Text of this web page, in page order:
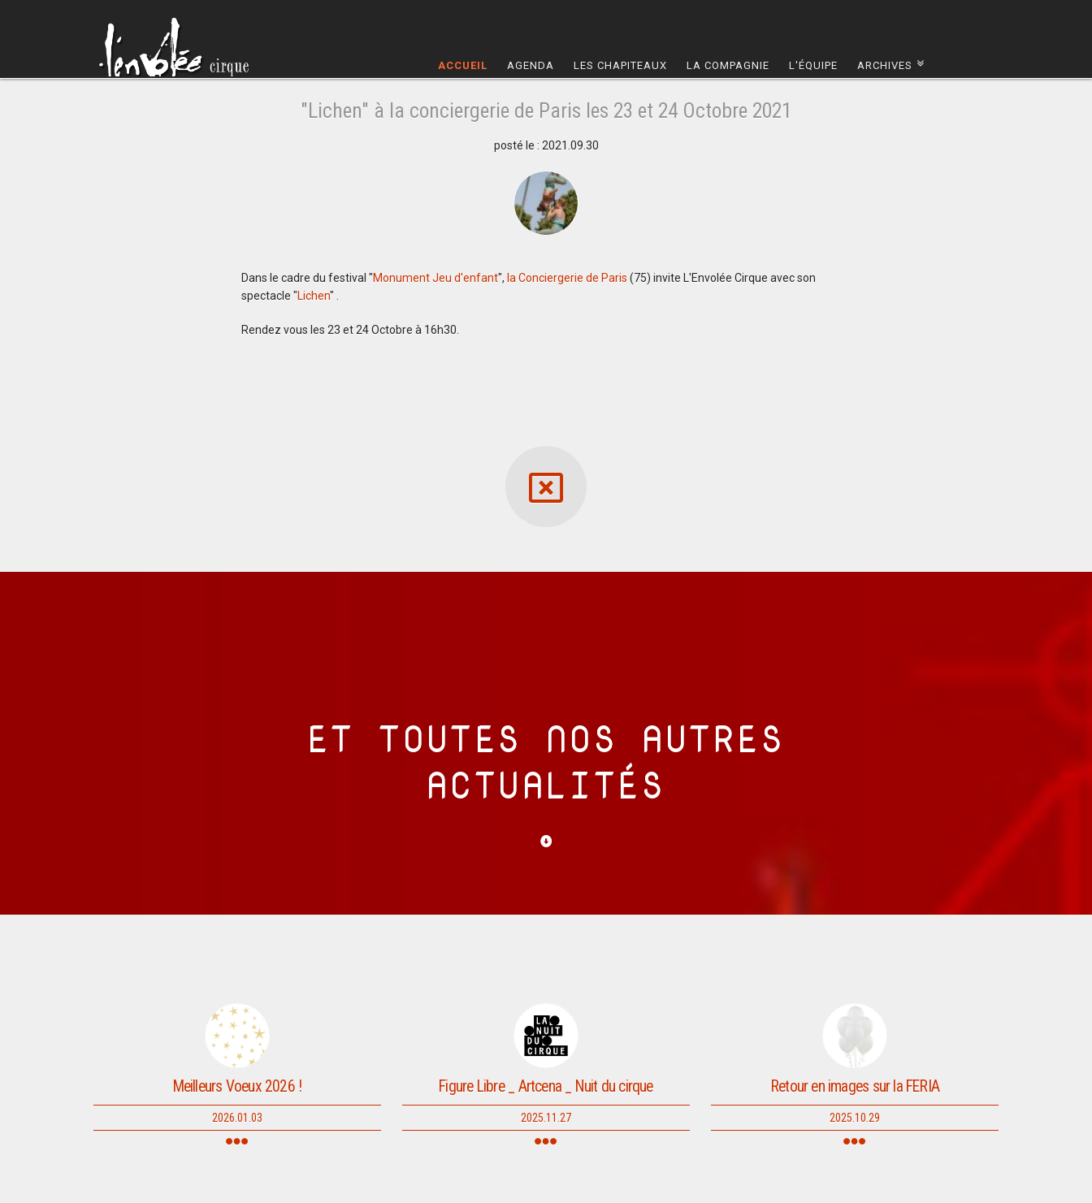
ACCUEIL AGENDA LES CHAPITEAUX LA COMPAGNIE L'ÉQUIPE ARCHIVES
"Lichen" à la conciergerie de Paris les 23 et 24 Octobre 2021
posté le : 2021.09.30
Dans le cadre du festival "Monument Jeu d'enfant", la Conciergerie de Paris (75) invite L'Envolée Cirque avec son
spectacle "Lichen" .
Rendez vous les 23 et 24 Octobre à 16h30.
ET TOUTES NOS AUTRES
ACTUALITÉS
Meilleurs Voeux 2026 !
2026.01.03
Figure Libre _ Artcena _ Nuit du cirque
2025.11.27
Retour en images sur la FERIA
2025.10.29